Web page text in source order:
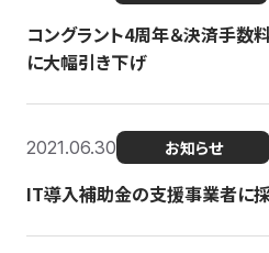
コングラント4周年＆決済手数
に大幅引き下げ
2021.06.30 お知らせ
IT導入補助金の支援事業者に採